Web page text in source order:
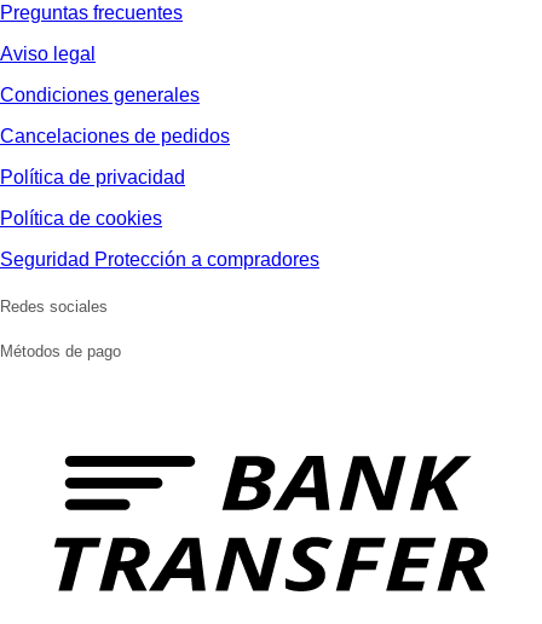
Preguntas frecuentes
Aviso legal
Condiciones generales
Cancelaciones de pedidos
Política de privacidad
Política de cookies
Seguridad Protección a compradores
Redes sociales
Métodos de pago